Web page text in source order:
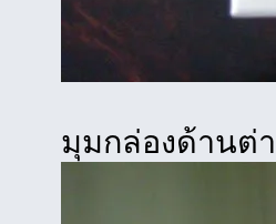
มุมกล่องด้านต่